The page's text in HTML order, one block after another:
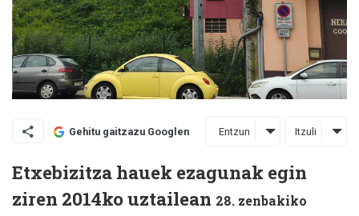
Gehitu gaitzazu Googlen Entzun Itzuli
Etxebizitza hauek ezagunak egin
ziren 2014ko uztailean 28. zenbakiko